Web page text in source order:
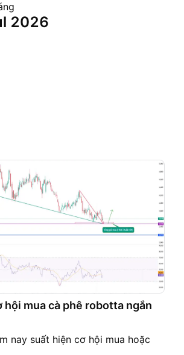
2026
hội mua cà phê robotta ngắn
nay suất hiện cơ hội mua hoặc